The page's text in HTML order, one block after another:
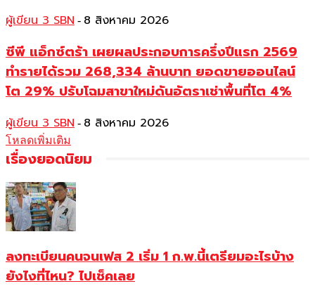
ผู้เขียน 3 SBN - 8 สิงหาคม 2026
ซีพี แอ็กซ์ตร้า เผยผลประกอบการครึ่งปีแรก 2569
ทำรายได้รวม 268,334 ล้านบาท ยอดขายออนไลน์
โต 29% ปรับโฉมสาขาใหม่ดันอัตราเช่าพื้นที่โต 4%
ผู้เขียน 3 SBN - 8 สิงหาคม 2026
โหลดเพิ่มเติม
เรื่องยอดนิยม
ลงทะเบียนคนจนเฟส 2 เริ่ม 1 ก.พ.นี้เตรียมอะไรบ้าง
ยังไงที่ไหน? ไปเช็คเลย